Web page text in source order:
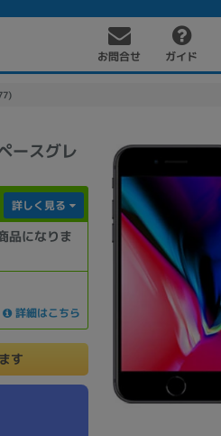
お問合せ ガイド
ースグレ
品になりま
詳しく見る
詳細はこちら
す
PC周辺機器 ソフト